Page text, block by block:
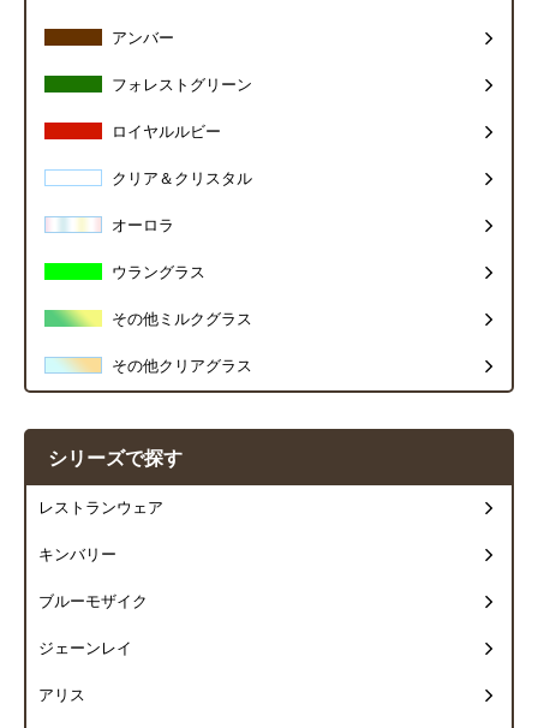
アンバー
フォレストグリーン
ロイヤルルビー
クリア＆クリスタル
オーロラ
ウラングラス
その他ミルクグラス
その他クリアグラス
シリーズで探す
レストランウェア
キンバリー
ブルーモザイク
ジェーンレイ
アリス